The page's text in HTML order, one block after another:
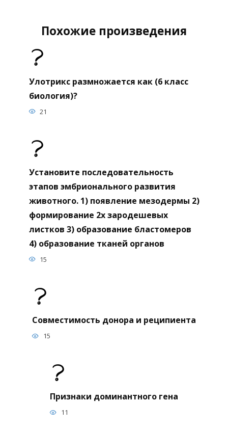
Похожие произведения
Улотрикс размножается как (6 класс
биология)?
21
Установите последовательность
этапов эмбрионального развития
животного. 1) появление мезодермы 2)
формирование 2х зародешевых
листков 3) образование бластомеров
4) образование тканей органов
15
Совместимость донора и реципиента
15
Признаки доминантного гена
11